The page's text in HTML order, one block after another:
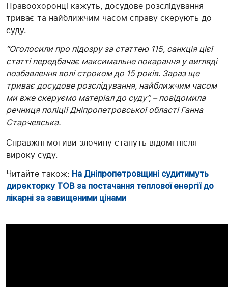
Правоохоронці кажуть, досудове розслідування
триває та найближчим часом справу скерують до
суду.
“Оголосили про підозру за статтею 115, санкція цієї
статті передбачає максимальне покарання у вигляді
позбавлення волі строком до 15 років. Зараз ще
триває досудове розслідування, найближчим часом
ми вже скеруємо матеріал до суду”, – повідомила
речниця поліції Дніпропетровської області Ганна
Старчевська.
Справжні мотиви злочину стануть відомі після
вироку суду.
Читайте також: На Дніпропетровщині судитимуть
директорку ТОВ за постачання теплової енергії до
лікарні за завищеними цінами